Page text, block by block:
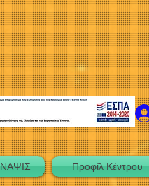
Προφίλ Κέντρου